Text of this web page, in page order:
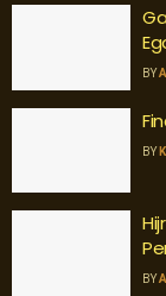
BY
BY
BY